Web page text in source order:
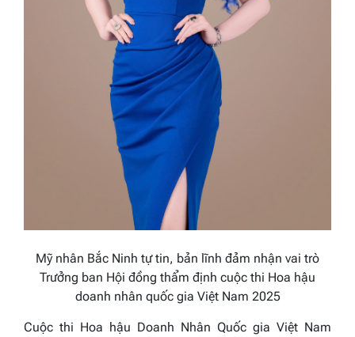
Mỹ nhân Bắc Ninh tự tin, bản lĩnh đảm nhận vai trò
Trưởng ban Hội đồng thẩm định cuộc thi Hoa hậu
doanh nhân quốc gia Việt Nam 2025
Cuộc thi Hoa hậu Doanh Nhân Quốc gia Việt Nam